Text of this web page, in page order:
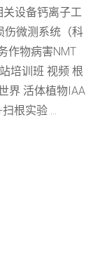
关设备钙离子工
伤微测系统（科
作物病害NMT
培训班 视频 根
界 活体植物IAA
根实验 ...